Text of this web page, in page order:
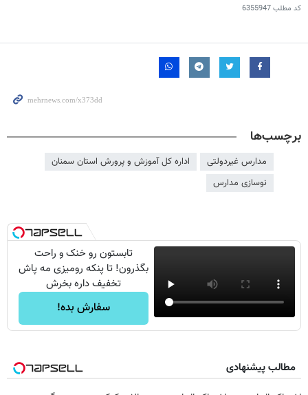
کد مطلب6355947
برچسب‌ها
مدارس غیردولتی
اداره کل آموزش و پرورش استان سمنان
نوسازی مدارس
تابستون رو خنک و راحت
بگذرون! تا پنکه رومیزی مه پاش
تخفیف داره بخرش
سفارش بده!
مطالب پیشنهادی